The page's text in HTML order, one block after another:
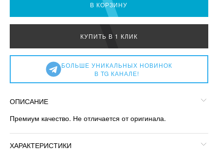
В КОРЗИНУ
КУПИТЬ В 1 КЛИК
БОЛЬШЕ УНИКАЛЬНЫХ НОВИНОК
В TG КАНАЛЕ!
ОПИСАНИЕ
Премиум качество. Не отличается от оригинала.
ХАРАКТЕРИСТИКИ